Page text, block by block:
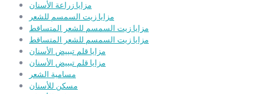
مزايا زراعة الأسنان
مزايا زيت السمسم للشعر
مزايا زيت السمسم للشعر المتساقط
مزايا زيت السمسم للشعر المتساقط
مزايا قلم تبييض الأسنان
مزايا قلم تبييض الأسنان
مسامية الشعر
مسكن للأسنان